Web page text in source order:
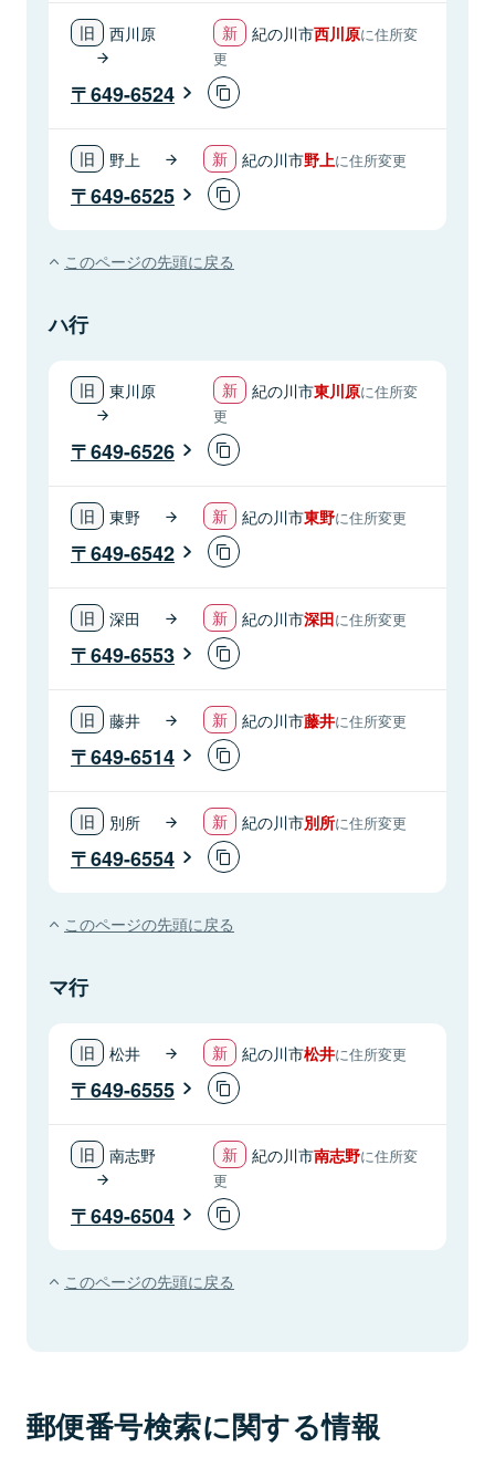
西川原 紀の川市西川原に住所変
更
649-6524
野上 紀の川市野上に住所変更
649-6525
このページの先頭に戻る
ハ行
東川原 紀の川市東川原に住所変
更
649-6526
東野 紀の川市東野に住所変更
649-6542
深田 紀の川市深田に住所変更
649-6553
藤井 紀の川市藤井に住所変更
649-6514
別所 紀の川市別所に住所変更
649-6554
このページの先頭に戻る
マ行
松井 紀の川市松井に住所変更
649-6555
南志野 紀の川市南志野に住所変
更
649-6504
このページの先頭に戻る
郵便番号検索に関する情報